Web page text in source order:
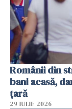
Românii din
bani acasă,
țară
29 IULIE 2026